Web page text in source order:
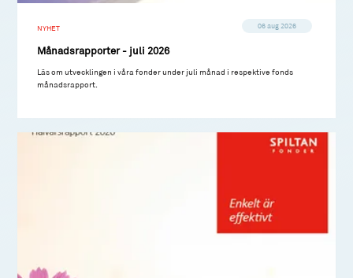
NYHET 06 aug 2026
Månadsrapporter - juli 2026
Läs om utvecklingen i våra fonder under juli månad i respektive fonds
månadsrapport.